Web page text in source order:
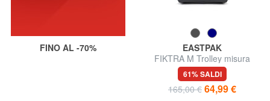
FINO AL -70%
EASTPAK
FIKTRA M Trolley misura
media
61% SALDI
165,00 € 64,99 €